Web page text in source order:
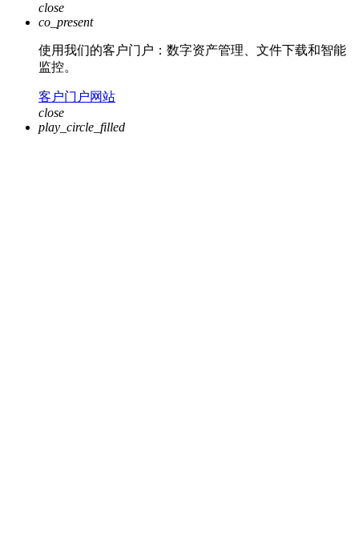
close
co_present
使用我们的客户门户：数字资产管理、文件下载和智能
监控。
客户门户网站
close
play_circle_filled